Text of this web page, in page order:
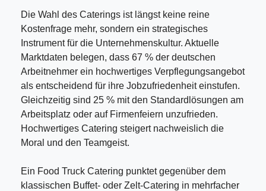
Die Wahl des Caterings ist längst keine reine
Kostenfrage mehr, sondern ein strategisches
Instrument für die Unternehmenskultur. Aktuelle
Marktdaten belegen, dass 67 % der deutschen
Arbeitnehmer ein hochwertiges Verpflegungsangebot
als entscheidend für ihre Jobzufriedenheit einstufen.
Gleichzeitig sind 25 % mit den Standardlösungen am
Arbeitsplatz oder auf Firmenfeiern unzufrieden.
Hochwertiges Catering steigert nachweislich die
Moral und den Teamgeist.
Ein Food Truck Catering punktet gegenüber dem
klassischen Buffet- oder Zelt-Catering in mehrfacher